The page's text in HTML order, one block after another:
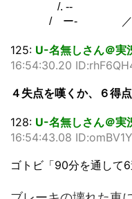
/. --
/ ー‐ ／
125: U-名無しさん＠実
16:54:30.20
４失点を嘆くか、６得
128: U-名無しさん＠実
16:54:43.08
ゴトビ「90分を通して6